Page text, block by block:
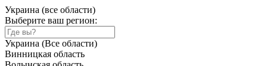
Украина (все области)
Выберите ваш регион:
Украина (Все области)
Винницкая область